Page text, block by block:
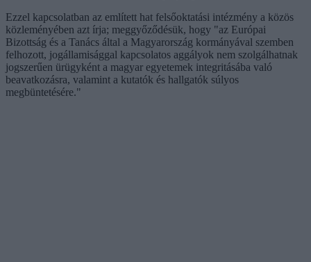
Ezzel kapcsolatban az említett hat felsőoktatási intézmény a közös
közleményében azt írja; meggyőződésük, hogy "az Európai
Bizottság és a Tanács által a Magyarország kormányával szemben
felhozott, jogállamisággal kapcsolatos aggályok nem szolgálhatnak
jogszerűen ürügyként a magyar egyetemek integritásába való
beavatkozásra, valamint a kutatók és hallgatók súlyos
megbüntetésére."